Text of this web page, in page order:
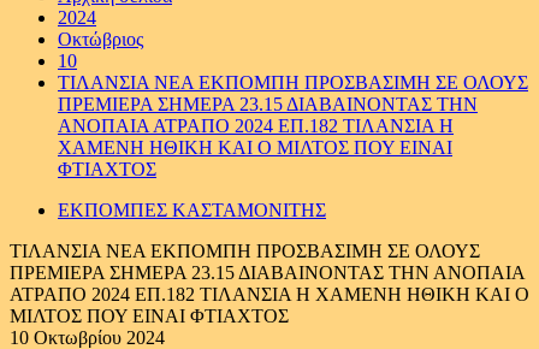
2024
Οκτώβριος
10
ΤΙΛΑΝΣΙΑ ΝΕΑ ΕΚΠΟΜΠΗ ΠΡΟΣΒΑΣΙΜΗ ΣΕ ΟΛΟΥΣ
ΠΡΕΜΙΕΡΑ ΣΗΜΕΡΑ 23.15 ΔΙΑΒΑΙΝΟΝΤΑΣ ΤΗΝ
ΑΝΟΠΑΙΑ ΑΤΡΑΠΟ 2024 ΕΠ.182 ΤΙΛΑΝΣΙΑ Η
ΧΑΜΕΝΗ ΗΘΙΚΗ ΚΑΙ Ο ΜΙΛΤΟΣ ΠΟΥ ΕΙΝΑΙ
ΦΤΙΑΧΤΟΣ
ΕΚΠΟΜΠΕΣ ΚΑΣΤΑΜΟΝΙΤΗΣ
ΤΙΛΑΝΣΙΑ ΝΕΑ ΕΚΠΟΜΠΗ ΠΡΟΣΒΑΣΙΜΗ ΣΕ ΟΛΟΥΣ
ΠΡΕΜΙΕΡΑ ΣΗΜΕΡΑ 23.15 ΔΙΑΒΑΙΝΟΝΤΑΣ ΤΗΝ ΑΝΟΠΑΙΑ
ΑΤΡΑΠΟ 2024 ΕΠ.182 ΤΙΛΑΝΣΙΑ Η ΧΑΜΕΝΗ ΗΘΙΚΗ ΚΑΙ Ο
ΜΙΛΤΟΣ ΠΟΥ ΕΙΝΑΙ ΦΤΙΑΧΤΟΣ
10 Οκτωβρίου 2024